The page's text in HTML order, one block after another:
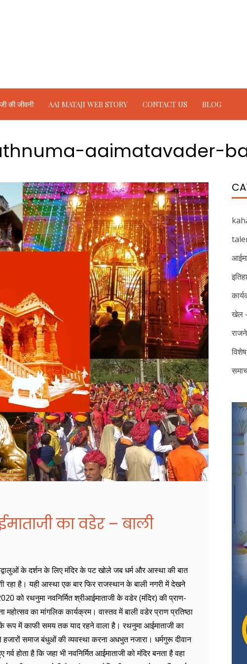
की जीवनी AAI MATAJI WEB STORY CONTACT US BLOG
aaimatavader-
का वडेर – बाली
के दर्शन के लिए मंदिर के पट खोले जब धर्म और आस्था की बात
रहा है। यही आस्था एक बार फिर राजस्थान के बाली नगरी में देखने
को रथनुमा नवनिर्मित श्रीआईमाताजी के वडेर (मंदिर) की प्राण-
महोत्सव का मांगलिक कार्यक्रम। वास्तव में बाली वडेर प्राण प्रतिष्ठा
रूप में काफी समय तक याद रहने वाला है। रथनुमा आईमाताजी का
हजारों समाज बंधुओं की व्यवस्था करना अधभुत नजारा। धर्मगुरू दीवान
होता है कि जहा भी नवनिर्मित आईमाताजी को मंदिर बनता है वहा
खेल
विशेष